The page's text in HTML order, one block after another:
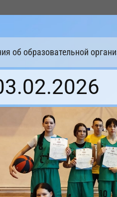
об образовательной